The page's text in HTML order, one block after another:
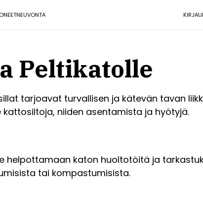
NEUVONTA
Peltikatolle
tarjoavat turvallisen ja kätevän tavan
niiden asentamista ja hyötyjä.
helpottamaan katon huoltotöitä ja
tai kompastumisista.